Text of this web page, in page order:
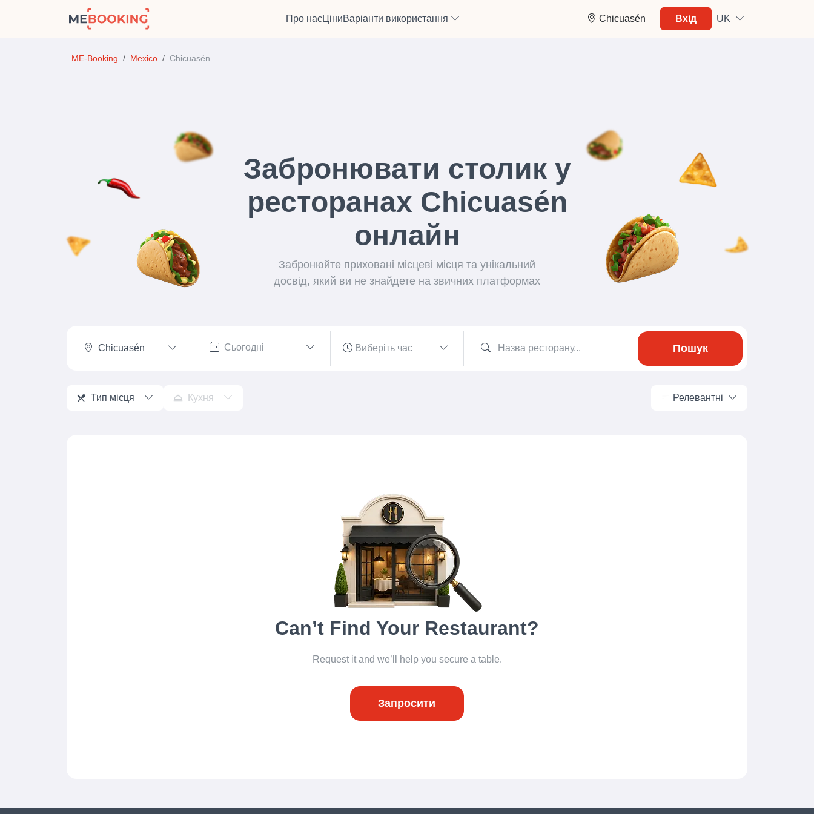
Про насЦіниВаріанти використання Chicuasén Вхід UK
ME-Booking Mexico Chicuasén
Забронювати столик у
ресторанах Chicuasén
онлайн
Забронюйте приховані місцеві місця та унікальний
досвід, який ви не знайдете на звичних платформах
Chicuasén Пошук
Тип місця Кухня
Релевантні
Can’t Find Your Restaurant?
Request it and we’ll help you secure a table.
Запросити